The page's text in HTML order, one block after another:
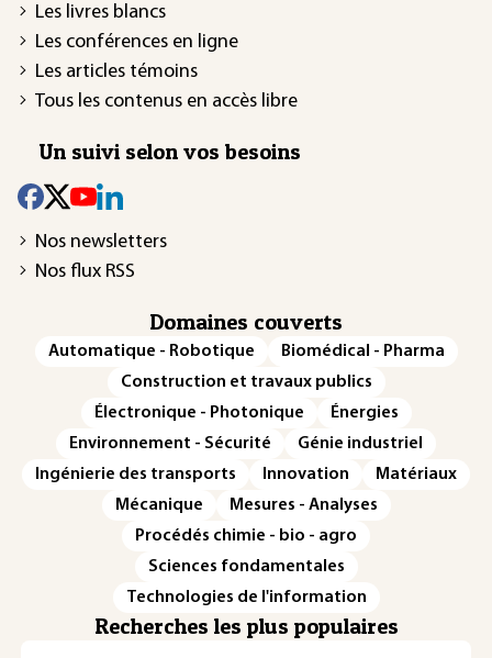
Les livres blancs
Les conférences en ligne
Les articles témoins
Tous les contenus en accès libre
Un suivi selon vos besoins
Nos newsletters
Nos flux RSS
Domaines couverts
Automatique - Robotique
Biomédical - Pharma
Construction et travaux publics
Électronique - Photonique
Énergies
Environnement - Sécurité
Génie industriel
Ingénierie des transports
Innovation
Matériaux
Mécanique
Mesures - Analyses
Procédés chimie - bio - agro
Sciences fondamentales
Technologies de l'information
Recherches les plus populaires